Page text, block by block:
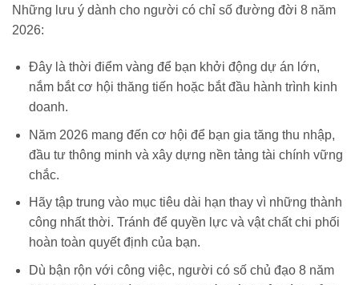
Những lưu ý dành cho người có chỉ số đường đời 8 năm
2026:
Đây là thời điểm vàng để bạn khởi động dự án lớn,
nắm bắt cơ hội thăng tiến hoặc bắt đầu hành trình kinh
doanh.
Năm 2026 mang đến cơ hội để bạn gia tăng thu nhập,
đầu tư thông minh và xây dựng nền tảng tài chính vững
chắc.
Hãy tập trung vào mục tiêu dài hạn thay vì những thành
công nhất thời. Tránh để quyền lực và vật chất chi phối
hoàn toàn quyết định của bạn.
Dù bận rộn với công việc, người có số chủ đạo 8 năm